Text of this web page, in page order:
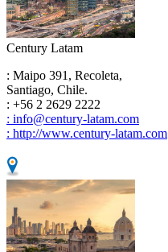
Century Latam
: Maipo 391, Recoleta,
Santiago, Chile.
: +56 2 2629 2222
: info@century-latam.com
: http://www.century-latam.com